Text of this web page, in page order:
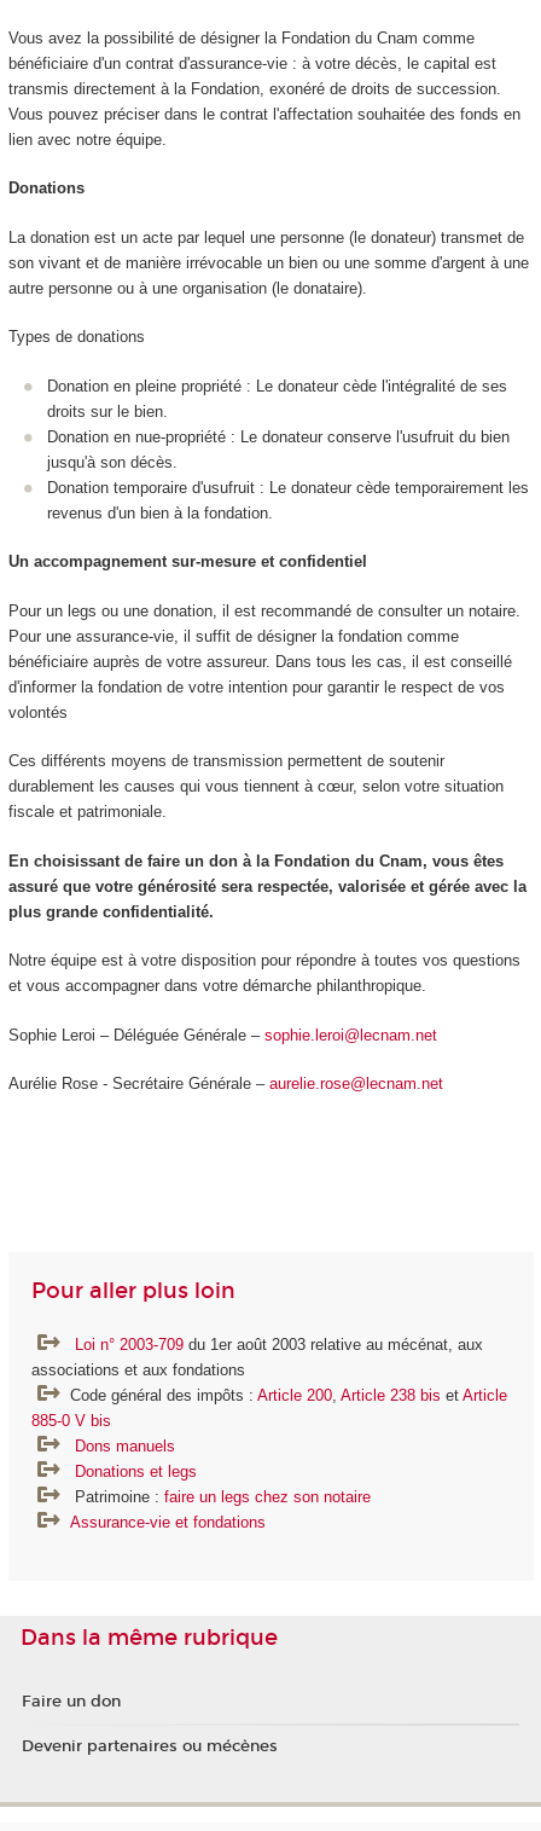
Vous avez la possibilité de désigner la Fondation du Cnam comme
bénéficiaire d'un contrat d'assurance-vie : à votre décès, le capital est
transmis directement à la Fondation, exonéré de droits de succession.
Vous pouvez préciser dans le contrat l'affectation souhaitée des fonds en
lien avec notre équipe.
Donations
La donation est un acte par lequel une personne (le donateur) transmet de
son vivant et de manière irrévocable un bien ou une somme d'argent à une
autre personne ou à une organisation (le donataire).
Types de donations
Donation en pleine propriété : Le donateur cède l'intégralité de ses
droits sur le bien.
Donation en nue-propriété : Le donateur conserve l'usufruit du bien
jusqu'à son décès.
Donation temporaire d'usufruit : Le donateur cède temporairement les
revenus d'un bien à la fondation.
Un accompagnement sur-mesure et confidentiel
Pour un legs ou une donation, il est recommandé de consulter un notaire.
Pour une assurance-vie, il suffit de désigner la fondation comme
bénéficiaire auprès de votre assureur. Dans tous les cas, il est conseillé
d'informer la fondation de votre intention pour garantir le respect de vos
volontés
Ces différents moyens de transmission permettent de soutenir
durablement les causes qui vous tiennent à cœur, selon votre situation
fiscale et patrimoniale.
En choisissant de faire un don à la Fondation du Cnam, vous êtes
assuré que votre générosité sera respectée, valorisée et gérée avec la
plus grande confidentialité.
Notre équipe est à votre disposition pour répondre à toutes vos questions
et vous accompagner dans votre démarche philanthropique.
Sophie Leroi – Déléguée Générale – sophie.leroi@lecnam.net
Aurélie Rose - Secrétaire Générale – aurelie.rose@lecnam.net
Pour aller plus loin
Loi n° 2003-709 du 1er août 2003 relative au mécénat, aux
associations et aux fondations
Code général des impôts : Article 200, Article 238 bis et Article
885-0 V bis
Dons manuels
Donations et legs
Patrimoine : faire un legs chez son notaire
Assurance-vie et fondations
Dans la même rubrique
Faire un don
Devenir partenaires ou mécènes